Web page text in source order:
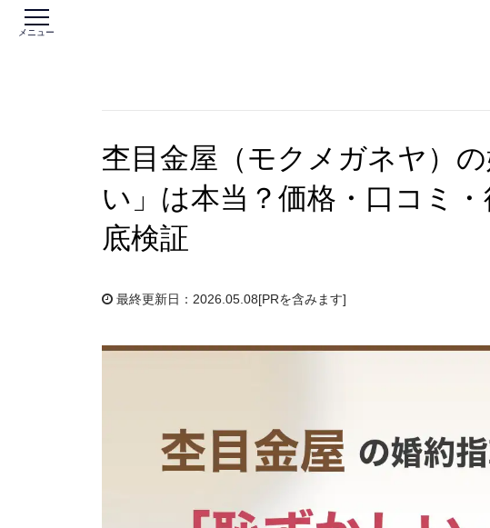
メニュー
杢目金屋（モクメガネヤ）
い」は本当？価格・口コミ
底検証
最終更新日：2026.05.08[PRを含みます]